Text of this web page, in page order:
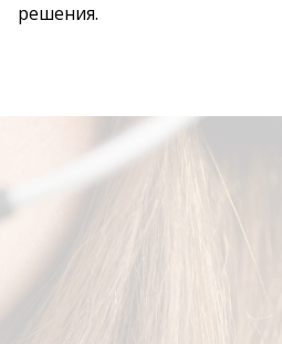
решения.